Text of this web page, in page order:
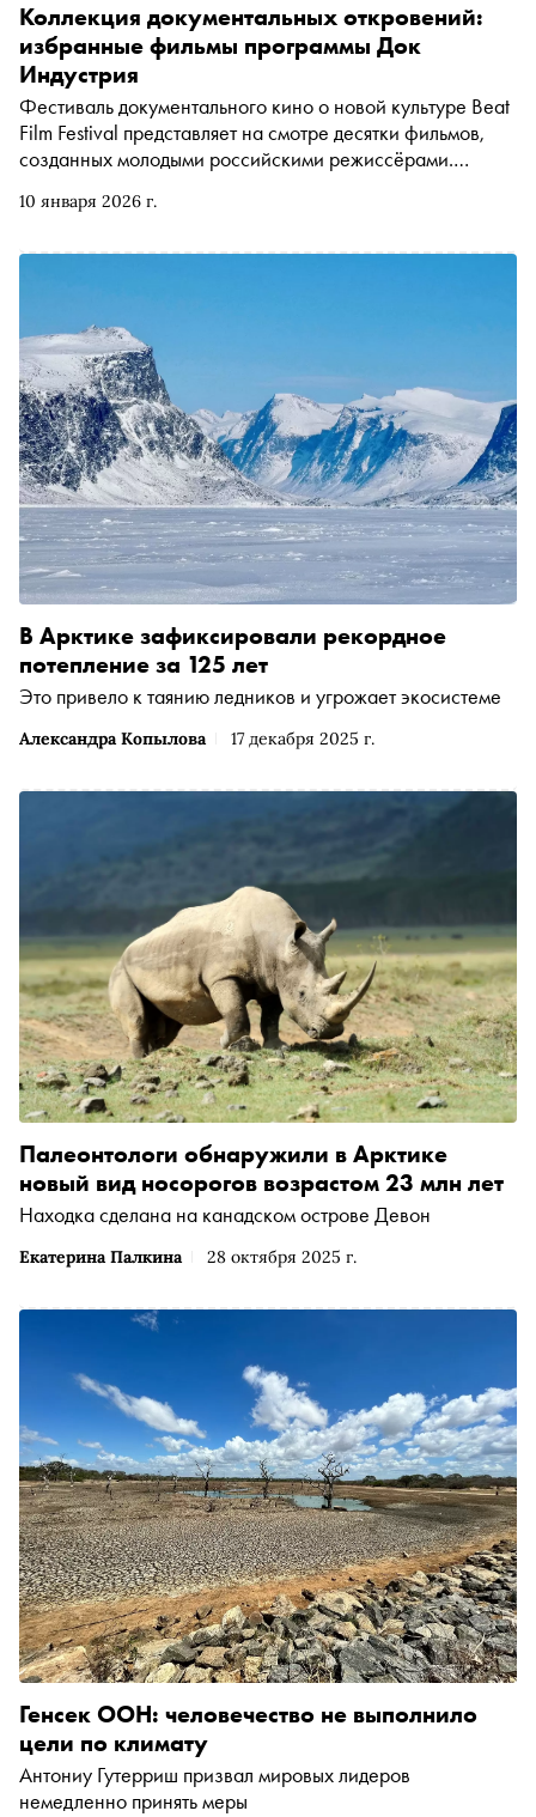
10 января 2026 г.
Коллекция документальных откровений:
избранные фильмы программы Док
Индустрия
Фестиваль документального кино о новой культуре Beat
Film Festival представляет на смотре десятки фильмов,
созданных молодыми российскими режиссёрами.
награды и полноценную фестивальную жизнь. В
который продлится до 22 февраля, «Сноб» выбрал
Александра Копылова 17 декабря 2025 г.
В Арктике зафиксировали рекордное
потепление за 125 лет
Это привело к таянию ледников и угрожает экосистеме
Екатерина Палкина 28 октября 2025 г.
Палеонтологи обнаружили в Арктике
новый вид носорогов возрастом 23 млн лет
Находка сделана на канадском острове Девон
Генсек ООН: человечество не выполнило
цели по климату
Антониу Гутерриш призвал мировых лидеров
немедленно принять меры